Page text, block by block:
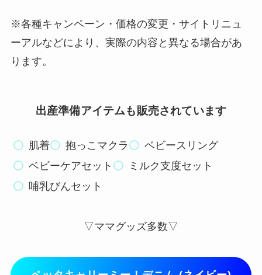
※各種キャンペーン・価格の変更・サイトリニュ
ーアルなどにより、実際の内容と異なる場合があ
ります。
出産準備アイテムも販売されています
肌着 抱っこマクラ
ベビースリング
ベビーケアセット
ミルク支度セット
哺乳びんセット
▽ママグッズ多数▽